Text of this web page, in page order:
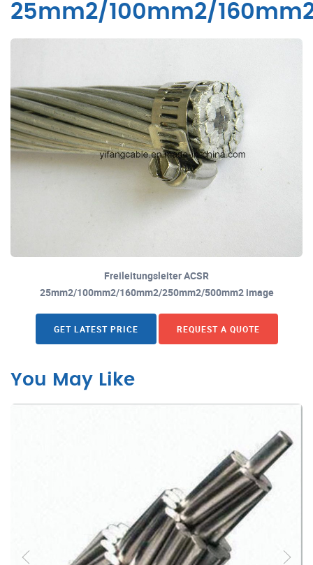
25mm2/100mm2/
Freileitungsleiter ACSR
25mm2/100mm2/160mm2/250mm2/500mm2 image
GET LATEST PRICE REQUEST A QUOTE
You May Like